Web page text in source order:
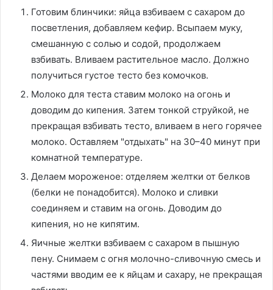
Готовим блинчики: яйца взбиваем с сахаром до
посветления, добавляем кефир. Всыпаем муку,
смешанную с солью и содой, продолжаем
взбивать. Вливаем растительное масло. Должно
получиться густое тесто без комочков.
Молоко для теста ставим молоко на огонь и
доводим до кипения. Затем тонкой струйкой, не
прекращая взбивать тесто, вливаем в него горячее
молоко. Оставляем "отдыхать" на 30–40 минут при
комнатной температуре.
Делаем мороженое: отделяем желтки от белков
(белки не понадобится). Молоко и сливки
соединяем и ставим на огонь. Доводим до
кипения, но не кипятим.
Яичные желтки взбиваем с сахаром в пышную
пену. Снимаем с огня молочно-сливочную смесь и
частями вводим ее к яйцам и сахару, не прекращая